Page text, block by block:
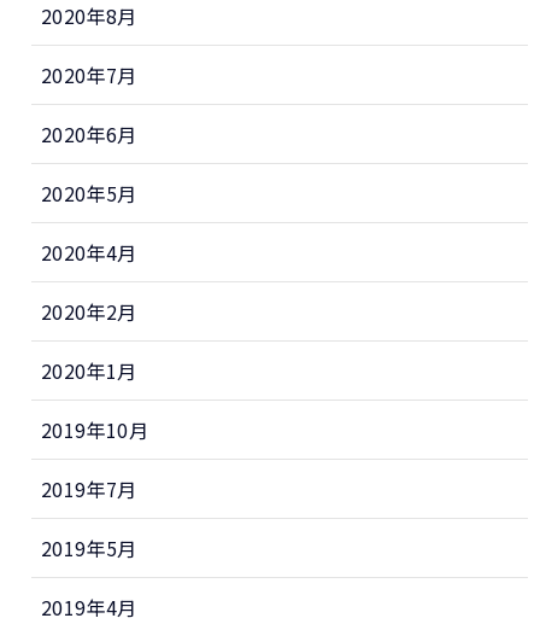
2020年8月
2020年7月
2020年6月
2020年5月
2020年4月
2020年2月
2020年1月
2019年10月
2019年7月
2019年5月
2019年4月